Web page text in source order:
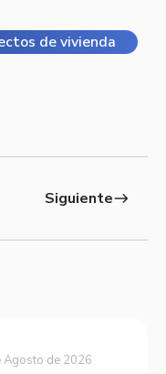
de vivienda
Siguienteeast
Agosto de 2026